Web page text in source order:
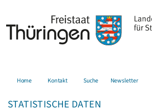
Home Kontakt Suche Newsletter
STATISTISCHE DATEN